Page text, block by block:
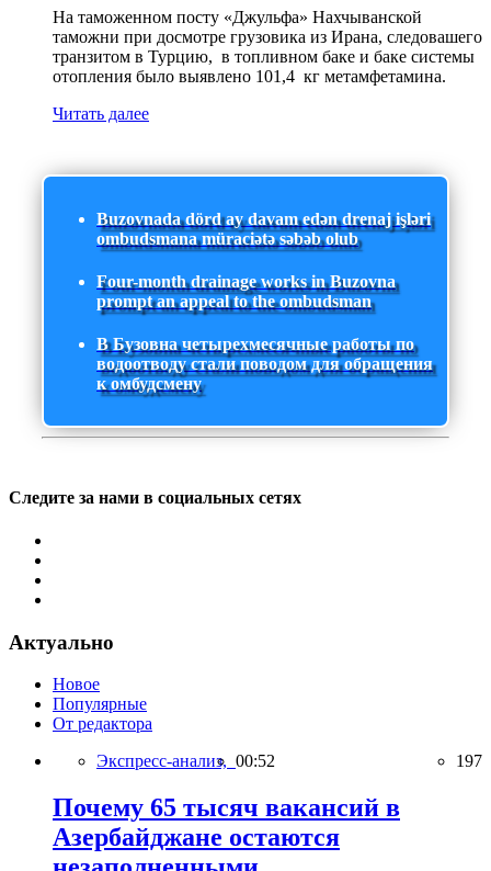
На таможенном посту «Джульфа» Нахчыванской
таможни при досмотре грузовика из Ирана, следовашего
транзитом в Турцию, в топливном баке и баке системы
отопления было выявлено 101,4 кг метамфетамина.
Читать далее
Buzovnada dörd ay davam edən drenaj işləri
ombudsmana müraciətə səbəb olub
Four-month drainage works in Buzovna
prompt an appeal to the ombudsman
В Бузовна четырехмесячные работы по
водоотводу стали поводом для обращения
к омбудсмену
Следите за нами в социальных сетях
Актуально
Новое
Популярные
От редактора
Экспресс-анализ, 00:52 197
Почему 65 тысяч вакансий в
Азербайджане остаются